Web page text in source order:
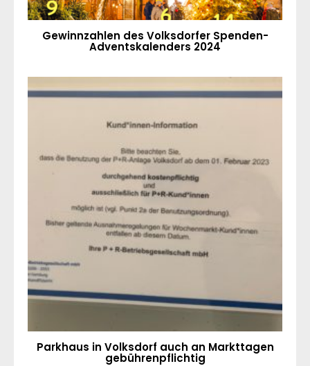
Gewinnzahlen des Volksdorfer Spenden-
Adventskalenders 2024
Parkhaus in Volksdorf auch an Markttagen
gebührenpflichtig